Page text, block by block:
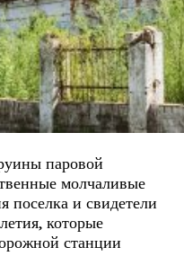
паровой
молчаливые
поселка и свидетели
которые
станции